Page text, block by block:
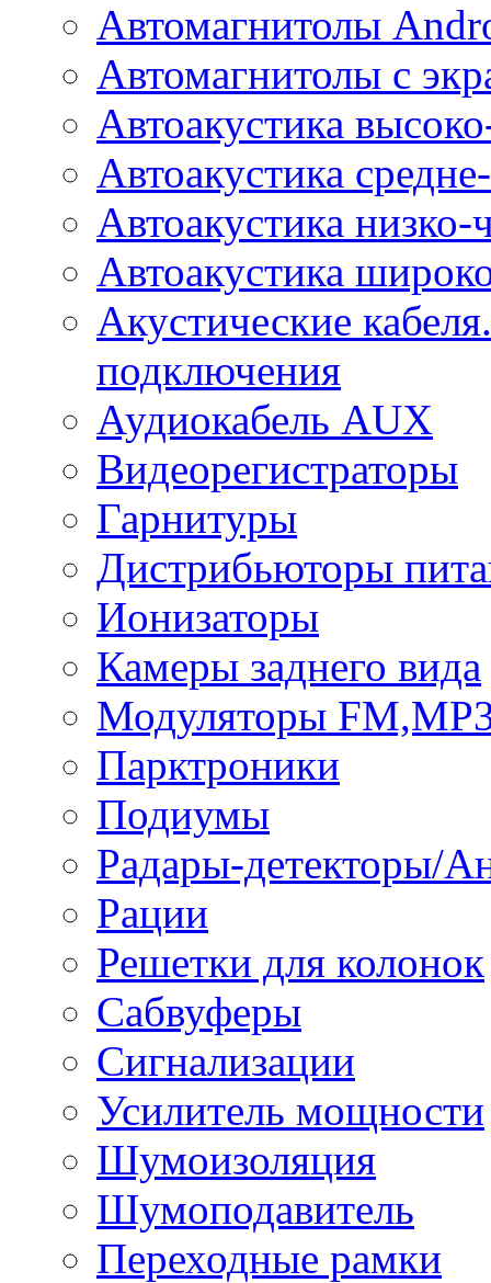
Автомагнитолы
Автомагнитолы с
Автоакустика
Автоакустика
Автоакустика низко-
Автоакустика
Акустические
подключения
Аудиокабель AUX
Видеорегистраторы
Гарнитуры
Дистрибьюторы
Ионизаторы
Камеры заднего вида
Модуляторы
Парктроники
Подиумы
Радары-детекторы/
Рации
Решетки для колонок
Сабвуферы
Сигнализации
Усилитель мощности
Шумоизоляция
Шумоподавитель
Переходные рамки